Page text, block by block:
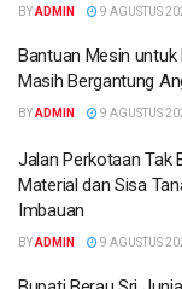
BYADMIN 9 AGUSTUS
Bantuan Mesin
Masih Bergantung
BYADMIN 9 AGUSTUS
Jalan Perkotaan Tak
Material dan Sisa
Imbauan
BYADMIN 9 AGUSTUS